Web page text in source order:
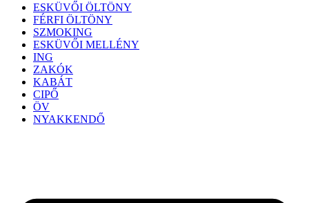
ESKÜVŐI ÖLTÖNY
FÉRFI ÖLTÖNY
SZMOKING
ESKÜVŐI MELLÉNY
ING
ZAKÓK
KABÁT
CIPŐ
ÖV
NYAKKENDŐ